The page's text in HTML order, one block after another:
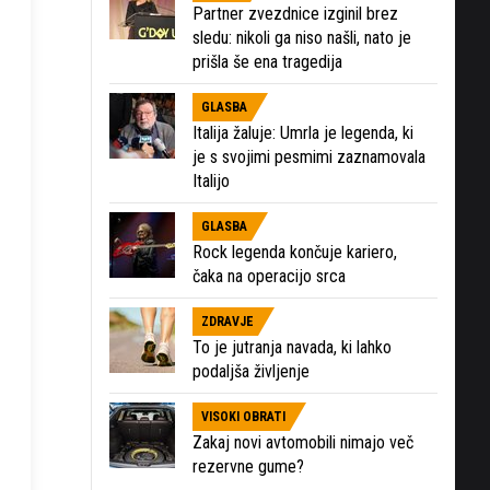
Partner zvezdnice izginil brez
sledu: nikoli ga niso našli, nato je
prišla še ena tragedija
GLASBA
Italija žaluje: Umrla je legenda, ki
je s svojimi pesmimi zaznamovala
Italijo
GLASBA
Rock legenda končuje kariero,
čaka na operacijo srca
ZDRAVJE
To je jutranja navada, ki lahko
podaljša življenje
VISOKI OBRATI
Zakaj novi avtomobili nimajo več
rezervne gume?